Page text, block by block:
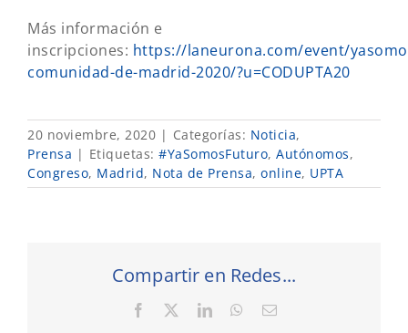
Más información e
inscripciones: https://laneurona.com/event/
comunidad-de-madrid-2020/?u=CODUPTA20
20 noviembre, 2020 | Categorías: Noticia,
Prensa | Etiquetas: #YaSomosFuturo, Autónomos,
Congreso, Madrid, Nota de Prensa, online, UPTA
Compartir en Redes...
Facebook LinkedInWhatsApp
Correo